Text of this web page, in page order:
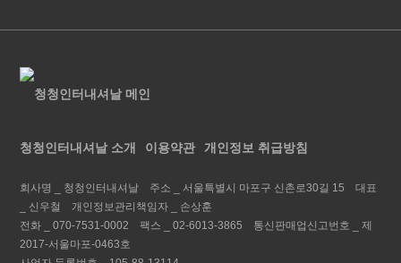
청청인터내셔날 소개 이용약관 개인정보 취급방침
회사명 _ 청청인터내셔날 주소 _ 서울특별시 마포구 신촌로30길 15
대표
신우철 개인정보관리책임자 _
손상훈
전화 _
070-7531-0002 팩스 _ 02-6013-3865 통신판매업신고번호 _
제
2017-서울마포-0463호